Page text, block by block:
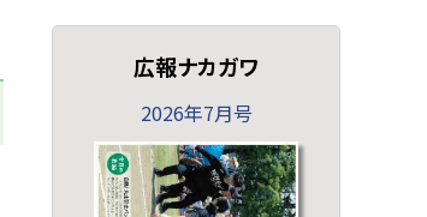
広報ナカガワ
2026年7月号